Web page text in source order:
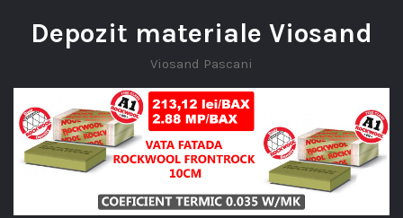
Depozit materiale Viosand
Viosand Pascani